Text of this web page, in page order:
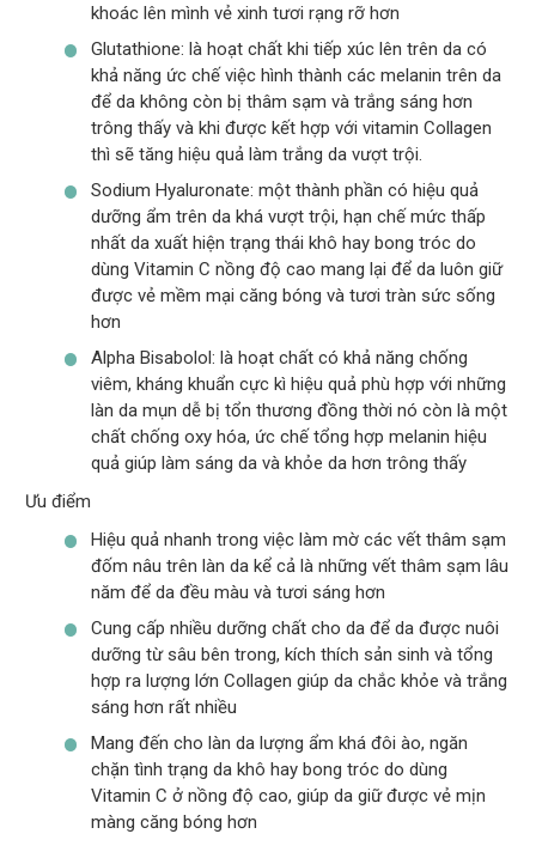
khoác lên mình vẻ xinh tươi rạng rỡ hơn
Glutathione: là hoạt chất khi tiếp xúc lên trên da có
khả năng ức chế việc hình thành các melanin trên da
để da không còn bị thâm sạm và trắng sáng hơn
trông thấy và khi được kết hợp với vitamin Collagen
thì sẽ tăng hiệu quả làm trắng da vượt trội.
Sodium Hyaluronate: một thành phần có hiệu quả
dưỡng ẩm trên da khá vượt trội, hạn chế mức thấp
nhất da xuất hiện trạng thái khô hay bong tróc do
dùng Vitamin C nồng độ cao mang lại để da luôn giữ
được vẻ mềm mại căng bóng và tươi tràn sức sống
hơn
Alpha Bisabolol: là hoạt chất có khả năng chống
viêm, kháng khuẩn cực kì hiệu quả phù hợp với những
làn da mụn dễ bị tổn thương đồng thời nó còn là một
chất chống oxy hóa, ức chế tổng hợp melanin hiệu
quả giúp làm sáng da và khỏe da hơn trông thấy
Ưu điểm
Hiệu quả nhanh trong việc làm mờ các vết thâm sạm
đốm nâu trên làn da kể cả là những vết thâm sạm lâu
năm để da đều màu và tươi sáng hơn
Cung cấp nhiều dưỡng chất cho da để da được nuôi
dưỡng từ sâu bên trong, kích thích sản sinh và tổng
hợp ra lượng lớn Collagen giúp da chắc khỏe và trắng
sáng hơn rất nhiều
Mang đến cho làn da lượng ẩm khá đôi ào, ngăn
chặn tình trạng da khô hay bong tróc do dùng
Vitamin C ở nồng độ cao, giúp da giữ được vẻ mịn
màng căng bóng hơn